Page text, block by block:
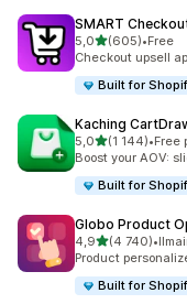
SMART
5,0/ 5 tähteä
(605)
605 arvostelua
•Free
Checkout upsell
Built for
Kaching
5,0/ 5 tähteä
(1 144)
1144 arvostelua
•Free
Boost your AOV:
Built for
Globo Product
4,9/ 5 tähteä
(4 740)
4740 arvostelua
•
Product
Built for